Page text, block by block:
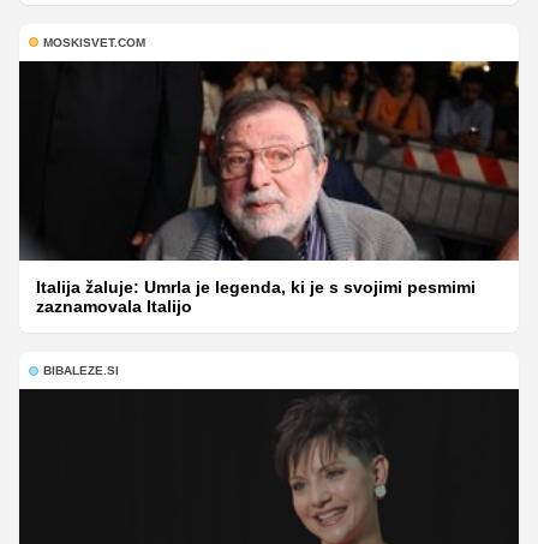
MOSKISVET.COM
Italija žaluje: Umrla je legenda, ki je s svojimi pesmimi
zaznamovala Italijo
BIBALEZE.SI